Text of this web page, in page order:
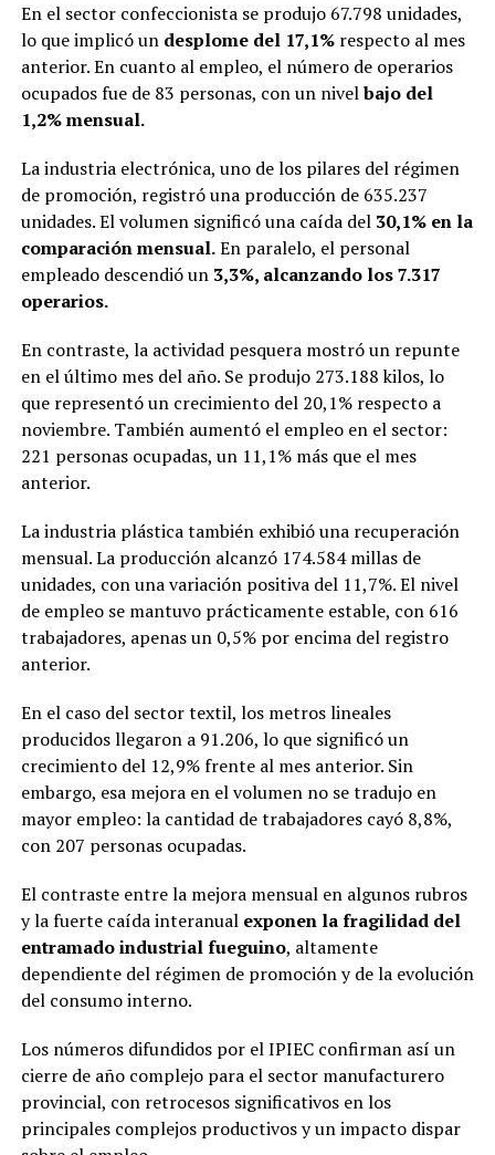
En el sector confeccionista se produjo 67.798 unidades,
lo que implicó un desplome del 17,1%respecto al mes
anterior. En cuanto al empleo, el número de operarios
ocupados fue de 83 personas, con un nivelbajo del
1,2% mensual.
La industria electrónica, uno de los pilares del régimen
de promoción, registró una producción de 635.237
unidades. El volumen significó una caída del 30,1% en la
comparación mensual.En paralelo, el personal
empleado descendió un 3,3%, alcanzando los 7.317
operarios.
En contraste, la actividad pesquera mostró un repunte
en el último mes del año. Se produjo 273.188 kilos, lo
que representó un crecimiento del 20,1% respecto a
noviembre. También aumentó el empleo en el sector:
221 personas ocupadas, un 11,1% más que el mes
anterior.
La industria plástica también exhibió una recuperación
mensual. La producción alcanzó 174.584 millas de
unidades, con una variación positiva del 11,7%. El nivel
de empleo se mantuvo prácticamente estable, con 616
trabajadores, apenas un 0,5% por encima del registro
anterior.
En el caso del sector textil, los metros lineales
producidos llegaron a 91.206, lo que significó un
crecimiento del 12,9% frente al mes anterior. Sin
embargo, esa mejora en el volumen no se tradujo en
mayor empleo: la cantidad de trabajadores cayó 8,8%,
con 207 personas ocupadas.
El contraste entre la mejora mensual en algunos rubros
y la fuerte caída interanual exponen la fragilidad del
entramado industrial fueguino, altamente
dependiente del régimen de promoción y de la evolución
del consumo interno.
Los números difundidos por el IPIEC confirman así un
cierre de año complejo para el sector manufacturero
provincial, con retrocesos significativos en los
principales complejos productivos y un impacto dispar